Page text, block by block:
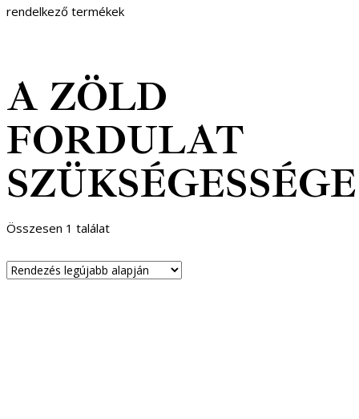
1
1
rendelkező termékek
A ZÖLD
FORDULAT
SZÜKSÉGESSÉGE
Összesen 1 találat